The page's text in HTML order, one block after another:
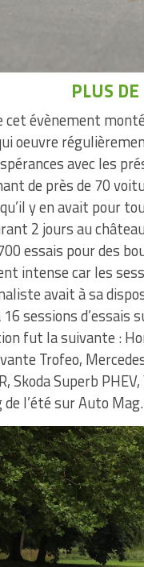
PLUS
cet évènement
oeuvre
avec les
de près de 70
y en avait pour
2 jours au
essais pour des
intense car les
avait à sa
16 sessions
fut la suivante :
Trofeo,
Skoda Superb
l’été sur Auto Mag.